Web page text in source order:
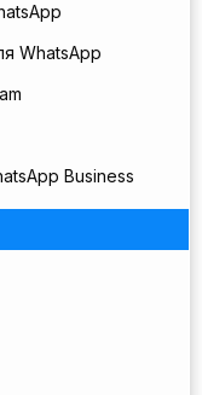
WhatsApp
Business